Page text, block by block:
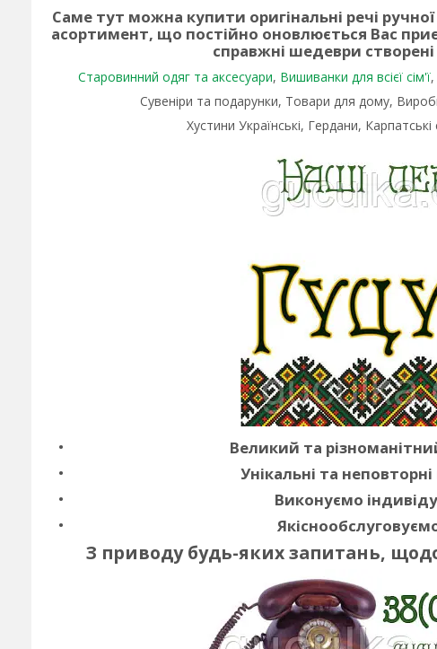
Саме тут можна купити оригінальні речі
асортимент, що постійно оновлюється Вас
справжні шедеври
Старовинний одяг та аксесуари, Вишиванки для всієї сім'ї,
Сувеніри та подарунки, Товари для дому,
Хустини Українські, Гердани,
Великий та
Унікальні та
Виконуємо
З приводу будь-яких запитань,